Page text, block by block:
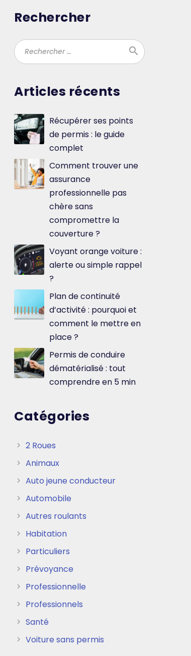
Rechercher
search
Ok
Articles récents
Récupérer ses points
de permis : le guide
complet
Comment trouver une
assurance
professionnelle pas
chère sans
compromettre la
couverture ?
Voyant orange voiture :
alerte ou simple rappel
?
Plan de continuité
d’activité : pourquoi et
comment le mettre en
place ?
Permis de conduire
dématérialisé : tout
comprendre en 5 min
Catégories
2 Roues
Animaux
Auto jeune conducteur
Automobile
Autres roulants
Habitation
Particuliers
Prévoyance
Professionnelle
Professionnels
Santé
Voiture sans permis